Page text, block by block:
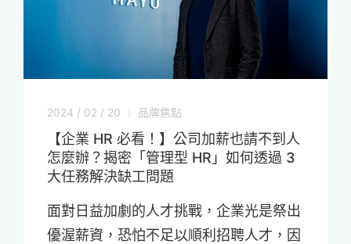
2024 / 02 / 20 ｜ 品牌焦點
【企業 HR 必看！】公司加薪也請不到人
怎麼辦？揭密「管理型 HR」如何透過 3
大任務解決缺工問題
面對日益加劇的人才挑戰，企業光是祭出
優渥薪資，恐怕不足以順利招聘人才，因